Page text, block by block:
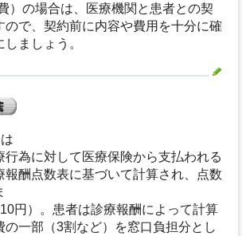
）の場合は、医療機関と患者との契
ので、契約前に内容や費用を十分に確
ましょう。
為に対して医療保険から支払われる
報酬点数表に基づいて計算され、点数
円）。患者は診療報酬によって計算
の一部（3割など）を窓口負担分とし